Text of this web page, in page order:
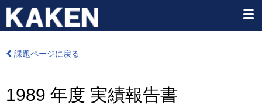
課題ページに戻る
1989 年度 実績報告書